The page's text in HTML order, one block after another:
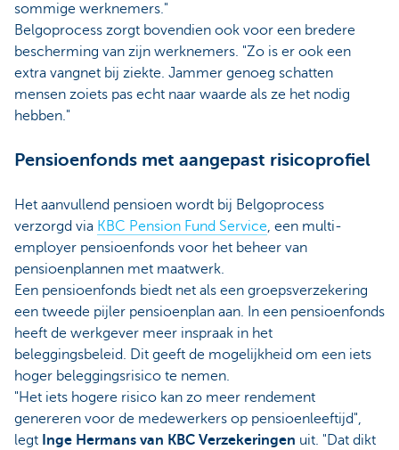
sommige werknemers."
Belgoprocess zorgt bovendien ook voor een bredere
bescherming van zijn werknemers. "Zo is er ook een
extra vangnet bij ziekte. Jammer genoeg schatten
mensen zoiets pas echt naar waarde als ze het nodig
hebben."
Pensioenfonds met aangepast risicoprofiel
Het aanvullend pensioen wordt bij Belgoprocess
verzorgd via KBC Pension Fund Service, een multi-
employer pensioenfonds voor het beheer van
pensioenplannen met maatwerk.
Een pensioenfonds biedt net als een groepsverzekering
een tweede pijler pensioenplan aan. In een pensioenfonds
heeft de werkgever meer inspraak in het
beleggingsbeleid. Dit geeft de mogelijkheid om een iets
hoger beleggingsrisico te nemen.
"Het iets hogere risico kan zo meer rendement
genereren voor de medewerkers op pensioenleeftijd",
legt Inge Hermans van KBC Verzekeringen uit. "Dat dikt